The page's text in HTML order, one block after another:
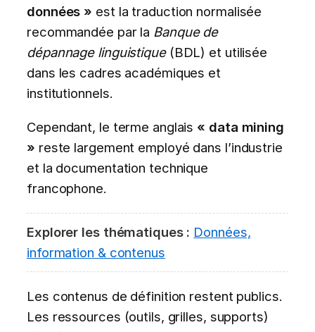
données » est la traduction normalisée
recommandée par la Banque de
dépannage linguistique(BDL) et utilisée
dans les cadres académiques et
institutionnels.
Cependant, le terme anglais « data mining
» reste largement employé dans l’industrie
et la documentation technique
francophone.
Explorer les thématiques : Données,
information & contenus
Les contenus de définition restent publics.
Les ressources (outils, grilles, supports)